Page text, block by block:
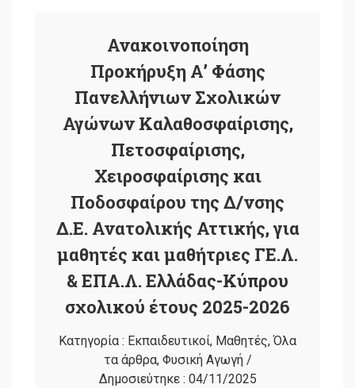
Ανακοινοποίηση
Προκήρυξη Α’ Φάσης
Πανελλήνιων Σχολικών
Αγώνων Καλαθοσφαίρισης,
Πετοσφαίρισης,
Χειροσφαίρισης και
Ποδοσφαίρου της Δ/νσης
Δ.Ε. Ανατολικής Αττικής, για
μαθητές και μαθήτριες ΓΕ.Λ.
& ΕΠΑ.Λ. Ελλάδας-Κύπρου
σχολικού έτους 2025-2026
Κατηγορία : Εκπαιδευτικοί, Μαθητές,Όλα
τα άρθρα, Φυσική Αγωγή/
Δημοσιεύτηκε : 04/11/2025